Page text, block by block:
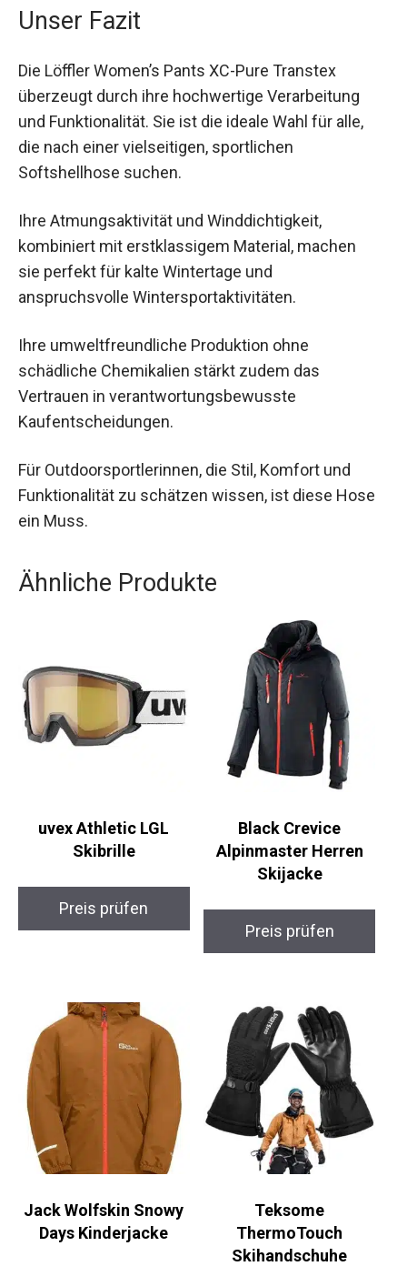
Unser Fazit
Die Löffler Women’s Pants XC-Pure Transtex
überzeugt durch ihre hochwertige Verarbeitung
und Funktionalität. Sie ist die ideale Wahl für alle,
die nach einer vielseitigen, sportlichen
Softshellhose suchen.
Ihre Atmungsaktivität und Winddichtigkeit,
kombiniert mit erstklassigem Material, machen
sie perfekt für kalte Wintertage und
anspruchsvolle Wintersportaktivitäten.
Ihre umweltfreundliche Produktion ohne
schädliche Chemikalien stärkt zudem das
Vertrauen in verantwortungsbewusste
Kaufentscheidungen.
Für Outdoorsportlerinnen, die Stil, Komfort und
Funktionalität zu schätzen wissen, ist diese Hose
ein Muss.
Ähnliche Produkte
uvex Athletic LGL
Skibrille
Preis prüfen
Black Crevice
Alpinmaster Herren
Skijacke
Preis prüfen
Jack Wolfskin Snowy
Days Kinderjacke
Teksome
ThermoTouch
Skihandschuhe